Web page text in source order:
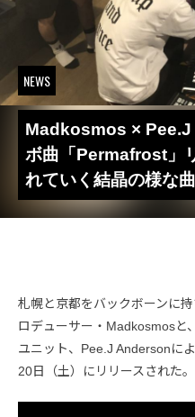
NEWS
Madkosmos ×
ボ曲「Permafrost」
れていく結晶の様な曲
札幌と京都をバックボーンに
ロデューサー・Madkosmosと
ユニット、Pee.J Andersonに
20日（土）にリリースされた。